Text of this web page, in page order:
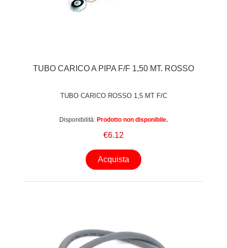
TUBO CARICO A PIPA F/F 1,50 MT. ROSSO
TUBO CARICO ROSSO 1,5 MT F/C
Disponibilità: Prodotto non disponibile.
€6.12
Acquista